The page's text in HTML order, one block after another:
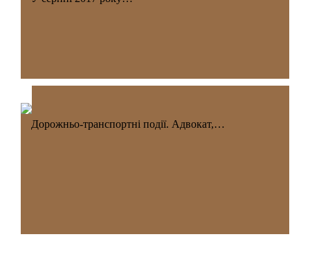
Дорожньо-транспортні події. Адвокат,…